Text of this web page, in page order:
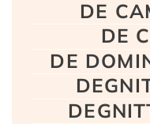
DE
DE
DE